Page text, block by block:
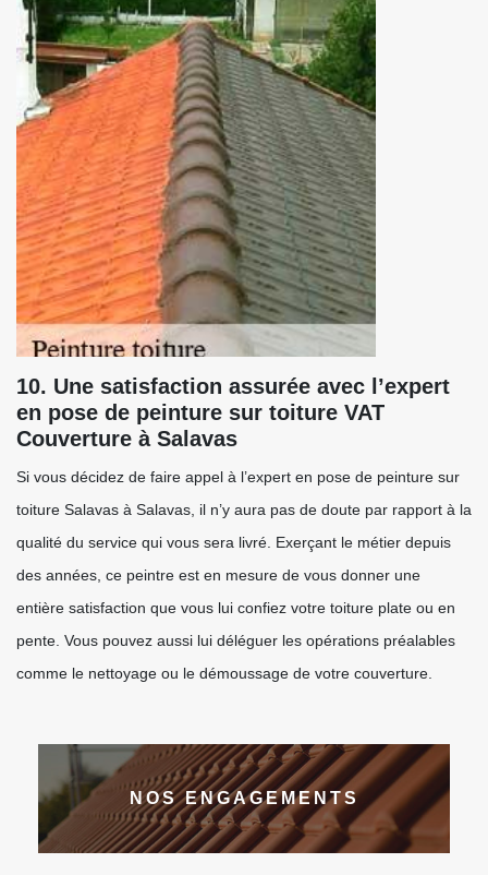
10. Une satisfaction assurée avec l’expert
en pose de peinture sur toiture VAT
Couverture à Salavas
Si vous décidez de faire appel à l’expert en pose de peinture sur
toiture Salavas à Salavas, il n’y aura pas de doute par rapport à la
qualité du service qui vous sera livré. Exerçant le métier depuis
des années, ce peintre est en mesure de vous donner une
entière satisfaction que vous lui confiez votre toiture plate ou en
pente. Vous pouvez aussi lui déléguer les opérations préalables
comme le nettoyage ou le démoussage de votre couverture.
NOS ENGAGEMENTS